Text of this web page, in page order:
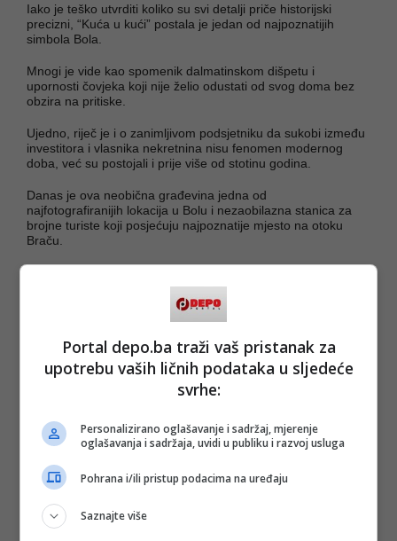
Iako je teško utvrditi koliko su svi detalji priče historijski
precizni, “Kuća u kući” postala je jedan od najpoznatijih
simbola Bola.
Mnogi je vide kao spomenik dalmatinskom dišpetu i
upornosti čovjeka koji nije želio odustati od svog doma bez
obzira na pritiske.
Ujedno, riječ je i o zanimljivom podsjetniku da sukobi između
investitora i vlasnika nekretnina nisu fenomen modernog
doba, već su postojali i prije više od stotinu godina.
Danas je ova neobična građevina jedna od
najfotografiranijih lokacija u Bolu i nezaobilazna stanica za
brojne turiste koji posjećuju najpoznatije mjesto na otoku
Braču.
Portal depo.ba traži vaš pristanak za
upotrebu vaših ličnih podataka u sljedeće
svrhe:
Personalizirano oglašavanje i sadržaj, mjerenje
oglašavanja i sadržaja, uvidi u publiku i razvoj usluga
Pohrana i/ili pristup podacima na uređaju
Saznajte više